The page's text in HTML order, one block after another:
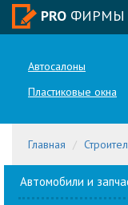
PRO ФИРМЫ
Автосалоны
Пластиковые окна
Главная
Автомобили и